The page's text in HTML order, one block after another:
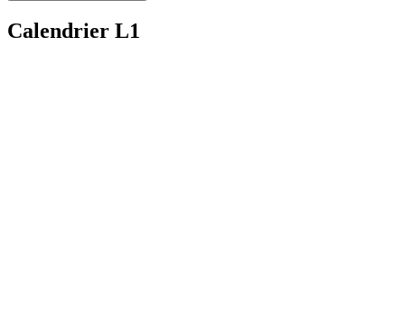
Calendrier L1